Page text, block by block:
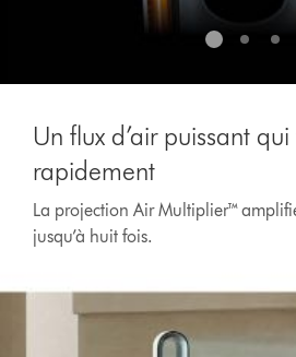
Un flux d’air puissant
rapidement
La projection Air Multiplier™
jusqu’à huit fois.